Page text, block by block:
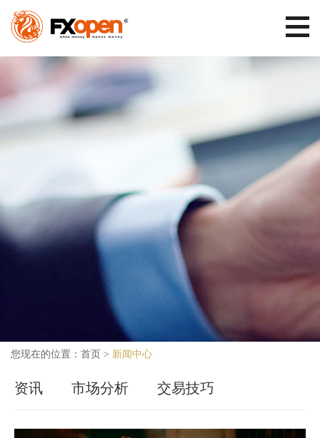
您现在的位置： 首页 > 新闻中心
资讯 市场分析 交易技巧